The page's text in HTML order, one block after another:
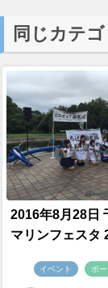
同じカテ
2016年8月28日
マリンフェスタ
イベント ポ